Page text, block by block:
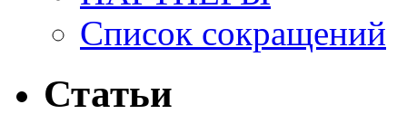
Список сокращений
Статьи